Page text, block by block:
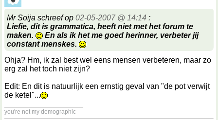
Mr Soija schreef op 02-05-2007 @ 14:14 :
Liefie, dit is grammatica, heeft niet met het forum te
maken.
En als ik het me goed herinner, verbeter jij
constant menskes.
Ohja? Hm, ik zal best wel eens mensen verbeteren, maar zo
erg zal het toch niet zijn?
Edit: En dit is natuurlijk een ernstig geval van "de pot verwijt
de ketel"...
you're not my demographic